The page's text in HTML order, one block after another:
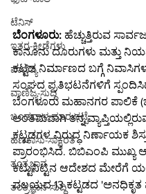
ಟೆನಿಸ್
ಇತರ-ಕ್ರೀಡೆಗಳು
ವಾಣಿಜ್ಯ
ವಾಣಿಜ್ಯ-ಸುದ್ದಿ
ಬಂಡವಾಳ-ಮಾರುಕಟ್ಟೆ
ಹಣಕಾಸು-ಸಾಕ್ಷರತೆ
ತಂತ್ರಜ್ಞಾನ
ತಂತ್ರಜ್ಞಾನ-ಸುದ್ದಿ
ಬೆಂಗಳೂರು: ಹೆಚ್ಚುತ್ತಿರುವ
ಕಾನೂನು ದೂರುಗಳು ಮತ್ತು
ಕಟ್ಟಡ ನಿರ್ಮಾಣದ ಬಗ್ಗೆ ನಿವಾಸಿಗಳ
ಸಂಘದ ಪ್ರತಿಭಟನೆಗಳಿಗೆ
ಬೆಂಗಳೂರು ಮಹಾನಗರ ಪಾಲಿಕೆ
ಅಂತಿಮವಾಗಿ ತನ್ನ
ಕಟ್ಟಡಗಳ ವಿರುದ್ಧ ನಿರ್ಣಾಯಕ
ಪ್ರಾರಂಭಿಸಿದೆ. ಬಿಬಿಎಂಪಿ ಮುಖ್ಯ
ಕಟ್ಟುನಿಟ್ಟಿನ ಆದೇಶದ ಮೇರೆಗೆ
ವಲಯದ 13 ಕಟ್ಟಡದ 'ಅನಧಿಕೃತ